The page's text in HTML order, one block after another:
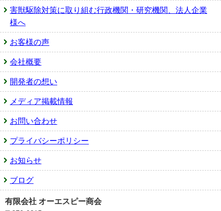
害獣駆除対策に取り組む行政機関・研究機関、法人企業
様へ
お客様の声
会社概要
開発者の想い
メディア掲載情報
お問い合わせ
プライバシーポリシー
お知らせ
ブログ
有限会社 オーエスピー商会